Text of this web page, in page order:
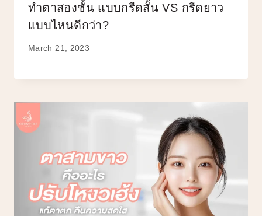
ทำตาสองชั้น แบบกรีดสั้น VS กรีดยาว
แบบไหนดีกว่า?
March 21, 2023